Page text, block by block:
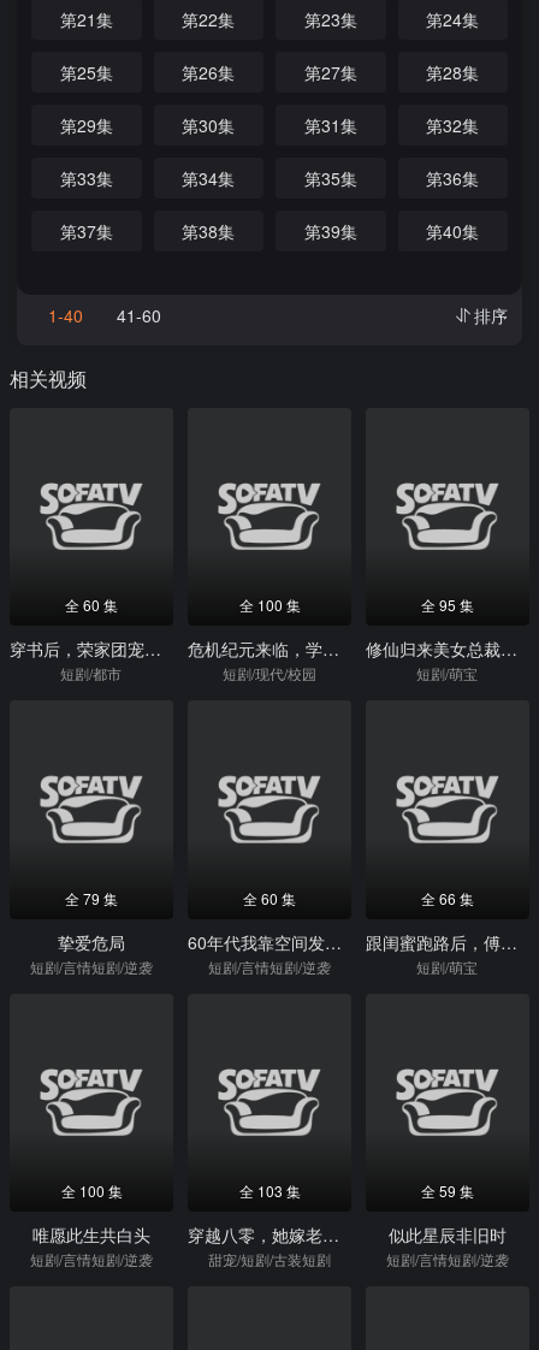
第21集 第22集 第23集 第24集
第25集 第26集 第27集 第28集
第29集 第30集 第31集 第32集
第33集 第34集 第35集 第36集
第37集 第38集 第39集 第40集
1-40 41-60 排序
相关视频
全 60 集
穿书后，荣家团宠赢麻了
短剧/都市
全 100 集
危机纪元来临，学校沦陷了
短剧/现代/校园
全 95 集
修仙归来美女总裁带娃找上门
短剧/萌宝
全 79 集
挚爱危局
短剧/言情短剧/逆袭
全 60 集
60年代我靠空间发家致富
短剧/言情短剧/逆袭
全 66 集
跟闺蜜跑路后，傅总他破防了
短剧/萌宝
全 100 集
唯愿此生共白头
短剧/言情短剧/逆袭
全 103 集
穿越八零，她嫁老板被深深溺爱
甜宠/短剧/古装短剧
全 59 集
似此星辰非旧时
短剧/言情短剧/逆袭